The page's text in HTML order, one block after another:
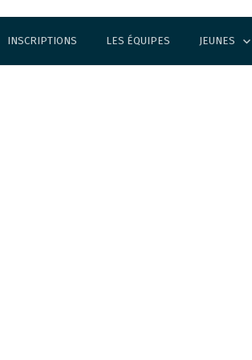
INSCRIPTIONS LES ÉQUIPES JEUNES